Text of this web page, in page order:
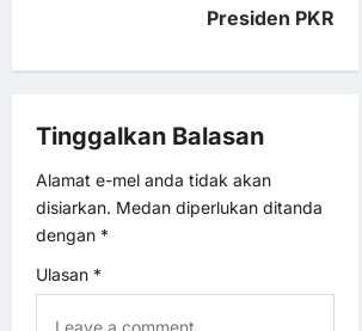
i
g
a
t
Presiden PKR
Tinggalkan Balasan
Alamat e-mel anda tidak akan
disiarkan. Medan diperlukan ditanda
dengan *
Ulasan *